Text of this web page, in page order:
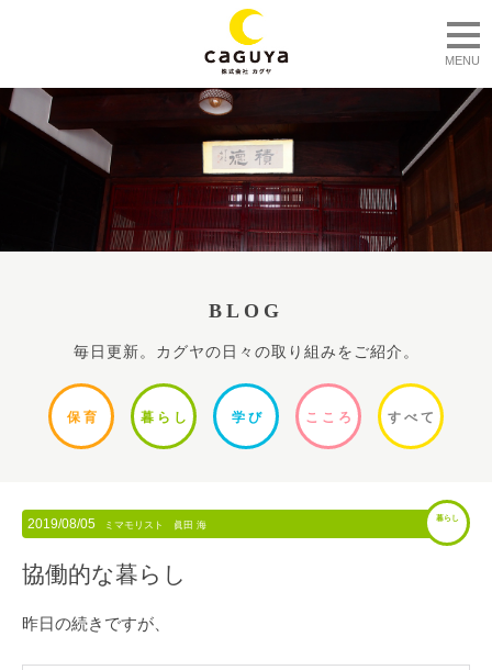
MENU
BLOG
毎日更新。カグヤの日々の取り組みをご紹介。
保 育 暮ら し 学 び ここ ろ すべて
2019/08/05 ミマモリスト 眞田 海
暮らし
協働的な暮らし
昨日の続きですが、